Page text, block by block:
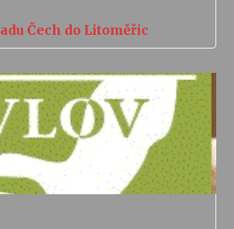
Čech do Litoměřic